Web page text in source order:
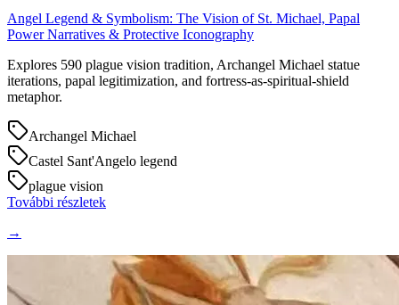
Angel Legend & Symbolism: The Vision of St. Michael, Papal
Power Narratives & Protective Iconography
Explores 590 plague vision tradition, Archangel Michael statue
iterations, papal legitimization, and fortress-as-spiritual-shield
metaphor.
Archangel Michael
Castel Sant'Angelo legend
plague vision
További részletek
→